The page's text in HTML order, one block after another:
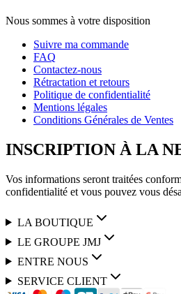
Nous sommes à votre disposition
Suivre ma commande
FAQ
Contactez-nous
Rétractation et retours
Politique de confidentialité
Mentions légales
Conditions Générales de Ventes
INSCRIPTION À LA
Vos informations seront traitées
confidentialité et vous pouvez vous
LA BOUTIQUE
LE GROUPE JMJ
ENTRE NOUS
SERVICE CLIENT